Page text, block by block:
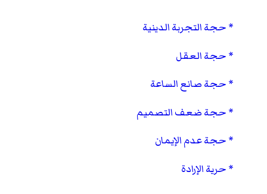
حجة التجربة الدينية
حجة العقل
حجة صانع الساعة
حجة ضعف التصميم
حجة عدم الإيمان
حرية الإرادة